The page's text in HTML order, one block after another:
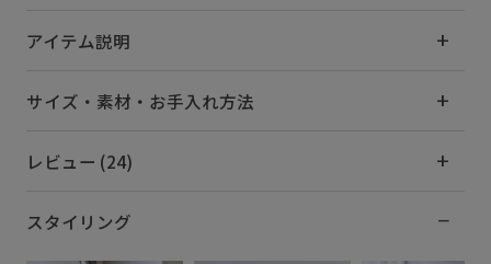
アイテム説明
サイズ・素材・お手入れ方法
レビュー (24)
スタイリング